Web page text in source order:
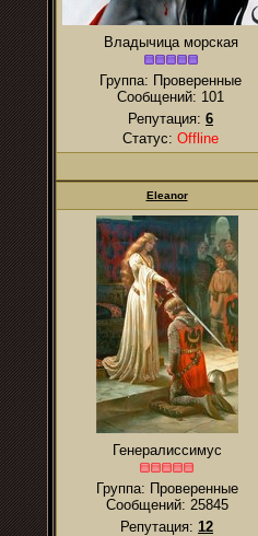
Владычица морская
Группа: Проверенные
Сообщений: 101
Репутация: 6
Статус: Offline
Eleanor
Генералиссимус
Группа: Проверенные
Сообщений: 25845
Репутация: 12